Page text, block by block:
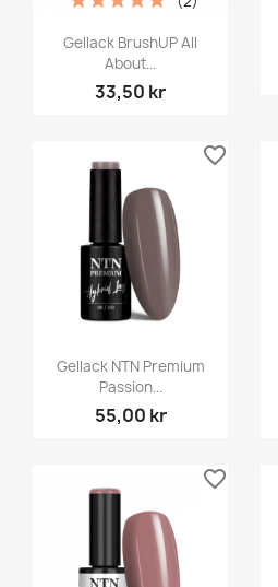
Gellack BrushUP All
About...
33,50 kr
Gellack NTN Premium
Passion...
55,00 kr
favorite_border
favorite_border